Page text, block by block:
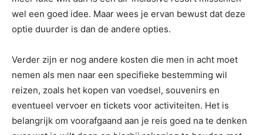
wel een goed idee. Maar wees je ervan bewust dat deze
optie duurder is dan de andere opties.
Verder zijn er nog andere kosten die men in acht moet
nemen als men naar een specifieke bestemming wil
reizen, zoals het kopen van voedsel, souvenirs en
eventueel vervoer en tickets voor activiteiten. Het is
belangrijk om voorafgaand aan je reis goed na te denken